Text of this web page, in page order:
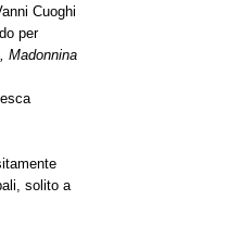
Cuoghi
per
Madonnina
solito a